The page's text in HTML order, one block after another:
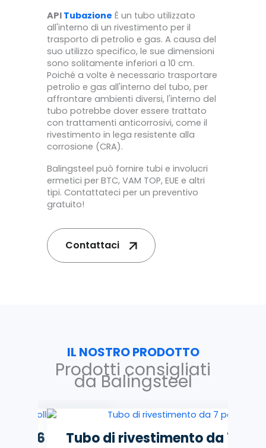
API Tubazione È un tubo utilizzato
all'interno di un rivestimento per il
trasporto di petrolio e gas. A causa del
suo utilizzo specifico, le sue dimensioni
sono solitamente inferiori a 10 cm.
Poiché a volte è necessario trasportare
petrolio e gas all'interno del tubo, per
affrontare ambienti diversi, l'interno del
tubo potrebbe dover essere trattato
con trattamenti anticorrosivi, come il
rivestimento in lega resistente alla
corrosione (CRA).
Balingsteel può fornire tubi e involucri
ermetici per BTC, VAM TOP, EUE e altri
tipi. Contattateci per un preventivo
gratuito!
Contattaci
IL NOSTRO PRODOTTO
Prodotti consigliati
da Balingsteel
da 6 polliciTubo di rivestimento da 7